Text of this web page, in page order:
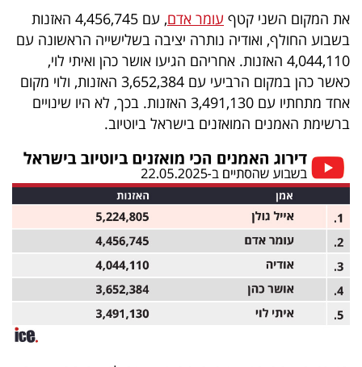
5
המילון
הכלכלי
פודקאסט
40
UNDER
40
שיתופי
פעולה
את המקום השני קטף עומר אדם
, עם 4,456,745 האזנות
בשבוע החולף, ואודיה נותרה יציבה בשלישייה הראשונה עם
4,044,110 האזנות. אחריהם הגיעו אושר כהן ואיתי לוי,
כאשר כהן במקום הרביעי עם 3,652,384 האזנות, ולוי מקום
אחד מתחתיו עם 3,491,130 האזנות. בכך, לא היו שינויים
ברשימת האמנים המואזנים בישראל ביוטיוב.